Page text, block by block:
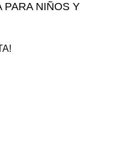
PARA NIÑOS Y